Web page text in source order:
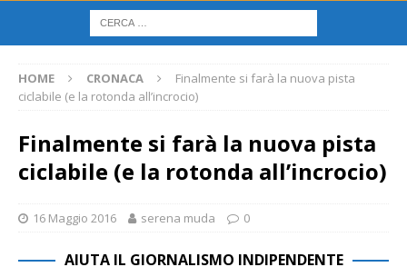
HOME CRONACA
Finalmente si farà la nuova pista
ciclabile (e la rotonda all’incrocio)
Finalmente si farà la nuova pista
ciclabile (e la rotonda all’incrocio)
16 Maggio 2016 serena muda 0
AIUTA IL GIORNALISMO INDIPENDENTE